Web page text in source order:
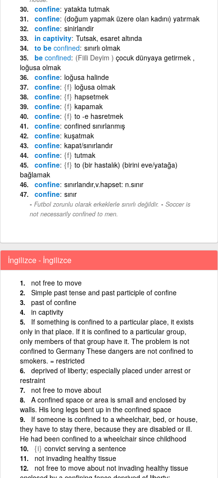
confine yatakta tutmak
confine (doğum yapmak üzere olan kadını) yatırmak
confine sinirlandir
in captivity Tutsak, esaret altında
to be confined sınırlı olmak
be confined (Fiili Deyim ) çocuk dünyaya getirmek ,
loğusa olmak
confine loğusa halinde
confine {f} loğusa olmak
confine {f} hapsetmek
confine {f} kapamak
confine {f} to -e hasretmek
confine confined sınırlanmış
confine kuşatmak
confine kapat/sınırlandır
confine {f} tutmak
confine {f} to (bir hastalık) (birini eve/yatağa)
bağlamak
confine sınırlandır,v.hapset: n.sınır
confine sınır
Futbol zorunlu olarak erkeklerle sınırlı değildir. - Soccer is
not necessarily confined to men.
İngilizce - İngilizce
not free to move
Simple past tense and past participle of confine
past of confine
in captivity
If something is confined to a particular place, it exists
only in that place. If it is confined to a particular group,
only members of that group have it. The problem is not
confined to Germany These dangers are not confined to
smokers. = restricted
deprived of liberty; especially placed under arrest or
restraint
not free to move about
A confined space or area is small and enclosed by
walls. His long legs bent up in the confined space
If someone is confined to a wheelchair, bed, or house,
they have to stay there, because they are disabled or ill.
He had been confined to a wheelchair since childhood
{i} convict serving a sentence
not invading healthy tissue
not free to move about not invading healthy tissue